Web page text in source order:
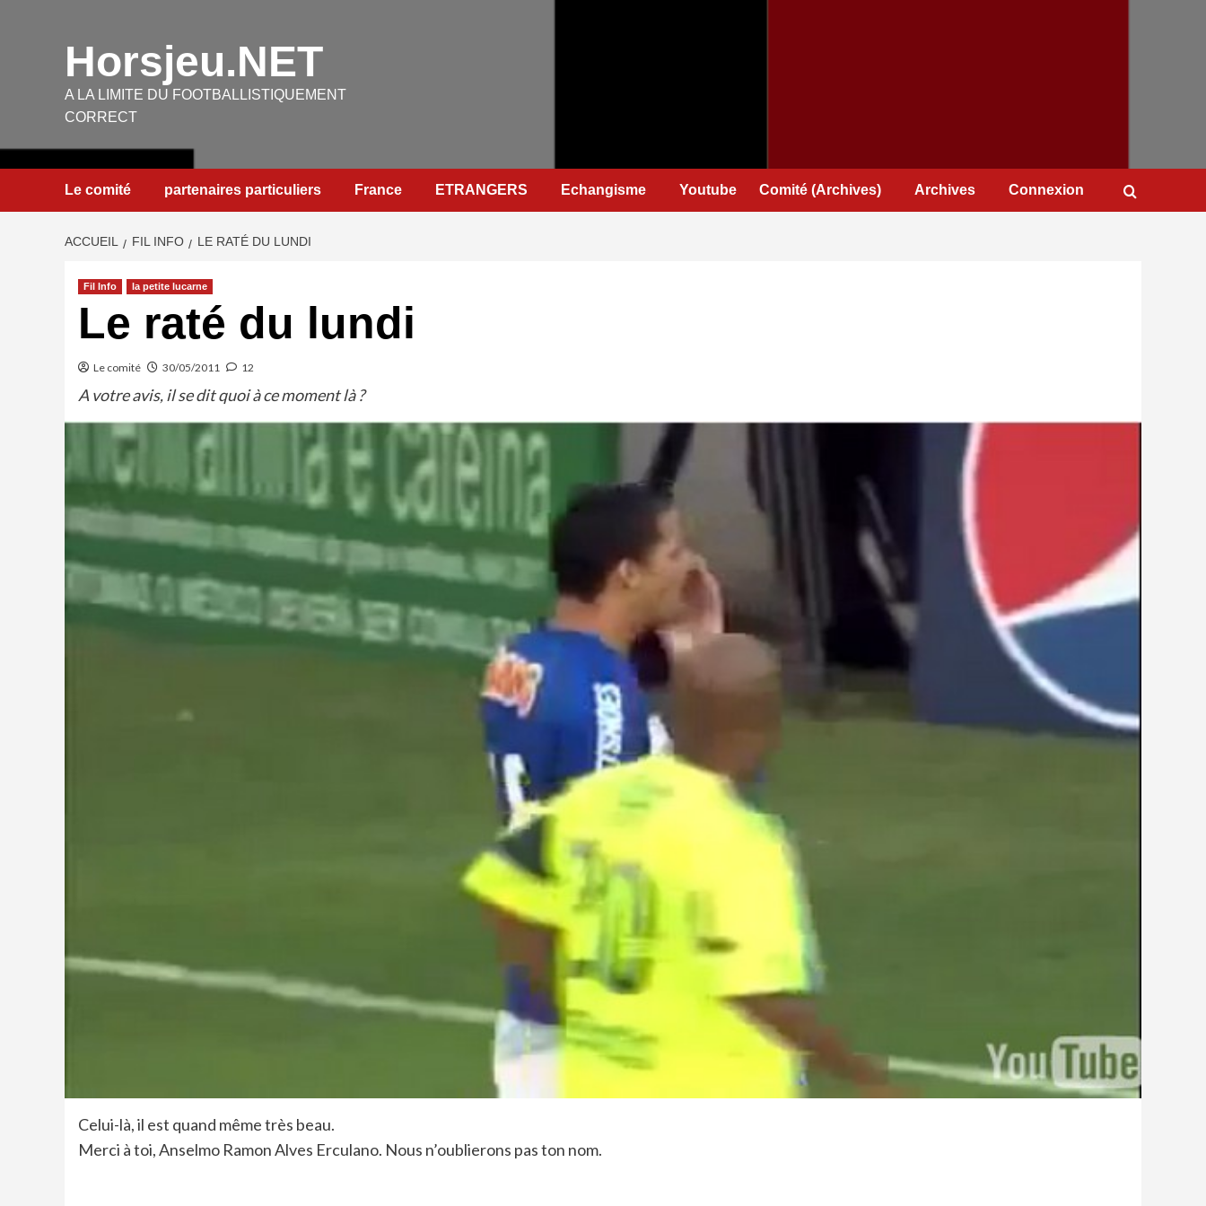
Horsjeu.NET
A LA LIMITE DU FOOTBALLISTIQUEMENT
CORRECT
Le comité partenaires particuliers France ETRANGERS Echangisme Youtube Comité (Archives) Archives Connexion
ACCUEIL FIL INFO LE RATÉ DU LUNDI
Fil Info la petite lucarne
Le raté du lundi
Le comité 30/05/2011 12
A votre avis, il se dit quoi à ce moment là ?
Celui-là, il est quand même très beau.
Merci à toi, Anselmo Ramon Alves Erculano. Nous n’oublierons pas ton nom.